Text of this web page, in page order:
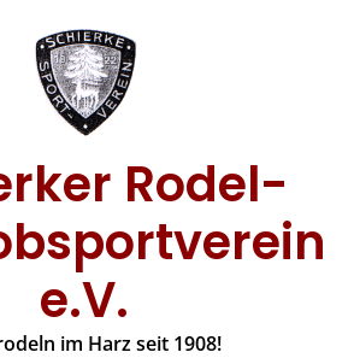
Rodel-
e.V.
im Harz seit 1908!